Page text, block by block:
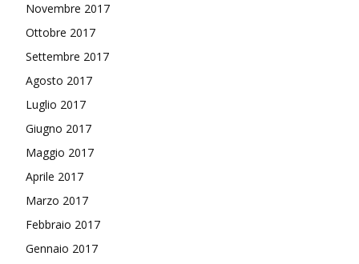
Novembre 2017
Ottobre 2017
Settembre 2017
Agosto 2017
Luglio 2017
Giugno 2017
Maggio 2017
Aprile 2017
Marzo 2017
Febbraio 2017
Gennaio 2017